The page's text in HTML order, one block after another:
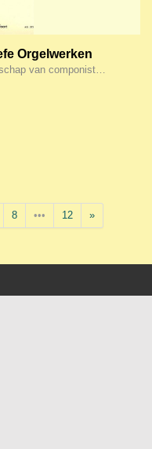
Orgelwerken
van componist…
8 ••• 12 »